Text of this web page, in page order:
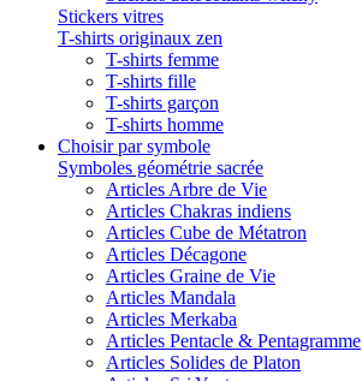
Stickers vitres
T-shirts originaux zen
T-shirts femme
T-shirts fille
T-shirts garçon
T-shirts homme
Choisir par symbole
Symboles géométrie sacrée
Articles Arbre de Vie
Articles Chakras indiens
Articles Cube de Métatron
Articles Décagone
Articles Graine de Vie
Articles Mandala
Articles Merkaba
Articles Pentacle & Pentagramme
Articles Solides de Platon